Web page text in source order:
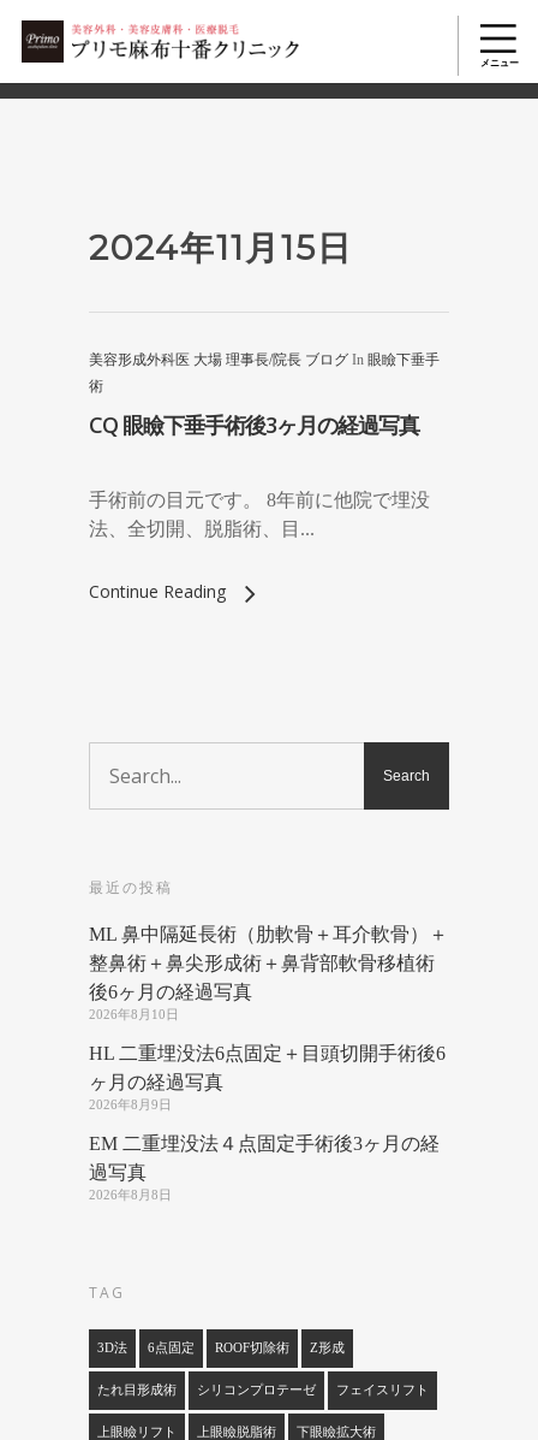
2024年11月15日
美容形成外科医 大場 理事長/院長 ブログ In 眼瞼下垂手
術
CQ 眼瞼下垂手術後3ヶ月の経過写真
手術前の目元です。 8年前に他院で埋没
法、全切開、脱脂術、目...
Continue Reading
最近の投稿
ML 鼻中隔延長術（肋軟骨＋耳介軟骨）＋
整鼻術＋鼻尖形成術＋鼻背部軟骨移植術
後6ヶ月の経過写真
2026年8月10日
HL 二重埋没法6点固定＋目頭切開手術後6
ヶ月の経過写真
2026年8月9日
EM 二重埋没法４点固定手術後3ヶ月の経
過写真
2026年8月8日
TAG
3D法 6点固定 ROOF切除術 Z形成
たれ目形成術 シリコンプロテーゼ フェイスリフト
上眼瞼リフト 上眼瞼脱脂術 下眼瞼拡大術